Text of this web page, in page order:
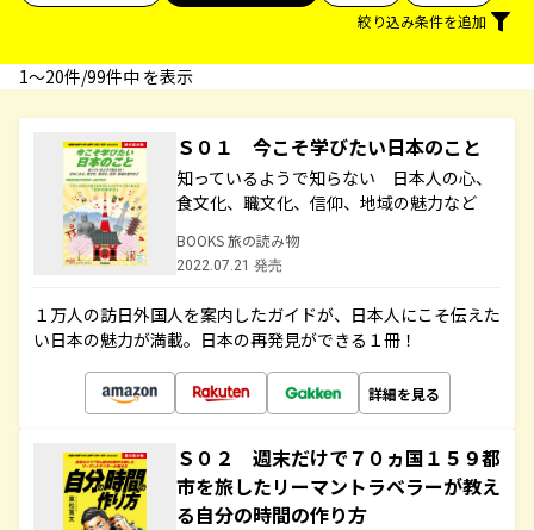
絞り込み条件を追加
1〜20件/99件中 を表示
Ｓ０１ 今こそ学びたい日本のこと
知っているようで知らない 日本人の心、
食文化、職文化、信仰、地域の魅力など
BOOKS 旅の読み物
2022.07.21 発売
１万人の訪日外国人を案内したガイドが、日本人にこそ伝えた
い日本の魅力が満載。日本の再発見ができる１冊！
詳細を見る
Ｓ０２ 週末だけで７０ヵ国１５９都
市を旅したリーマントラベラーが教え
る自分の時間の作り方